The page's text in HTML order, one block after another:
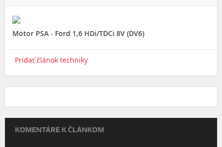
Motor PSA - Ford 1,6 HDi/TDCi 8V (DV6)
Pridať článok techniky
KOMENTÁRE K ČLÁNKOM